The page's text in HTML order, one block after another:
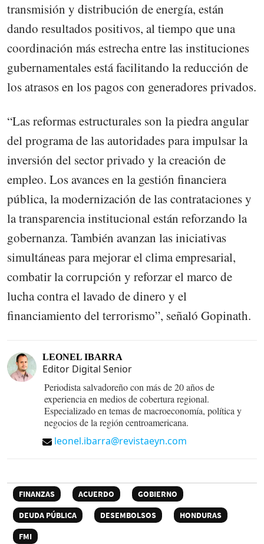
transmisión y distribución de energía, están
dando resultados positivos, al tiempo que una
coordinación más estrecha entre las instituciones
gubernamentales está facilitando la reducción de
los atrasos en los pagos con generadores privados.
“Las reformas estructurales son la piedra angular
del programa de las autoridades para impulsar la
inversión del sector privado y la creación de
empleo. Los avances en la gestión financiera
pública, la modernización de las contrataciones y
la transparencia institucional están reforzando la
gobernanza. También avanzan las iniciativas
simultáneas para mejorar el clima empresarial,
combatir la corrupción y reforzar el marco de
lucha contra el lavado de dinero y el
financiamiento del terrorismo”, señaló Gopinath.
LEONEL IBARRA
Editor Digital Senior
Periodista salvadoreño con más de 20 años de
experiencia en medios de cobertura regional.
Especializado en temas de macroeconomía, política y
negocios de la región centroamericana.
leonel.ibarra@revistaeyn.com
FINANZAS ACUERDO
GOBIERNO
DEUDA PÚBLICA
DESEMBOLSOS
HONDURAS
FMI